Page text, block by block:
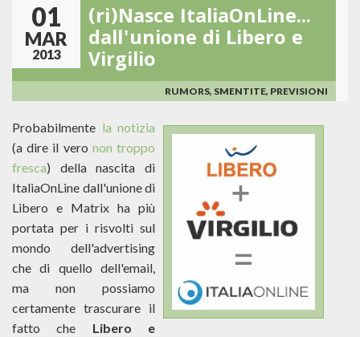
PERCHÈ
E
COME
01
MAR
2013
(ri)Nasce ItaliaOnLine...
dall'unione di Libero e
Virgilio
RUMORS, SMENTITE, PREVISIONI
Probabilmente la notizia
(a dire il vero non troppo
fresca) della nascita di
ItaliaOnLine dall'unione di
Libero e Matrix ha più
portata per i risvolti sul
mondo dell'advertising
che di quello dell'email,
ma non possiamo
certamente trascurare il
fatto che Libero e